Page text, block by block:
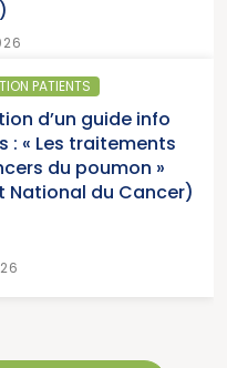
Parution du
cancers en
2026
Cancer)